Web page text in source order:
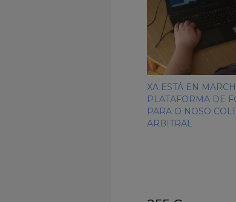
XA ESTÁ EN
PLATAFORMA DE
PARA O NOSO
ARBITRAL